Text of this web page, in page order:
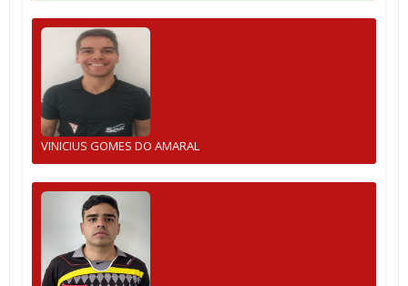
VINICIUS GOMES DO AMARAL